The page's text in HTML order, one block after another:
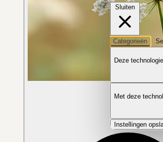
Sluiten
Categorieën
Deze
Met deze
Instellingen